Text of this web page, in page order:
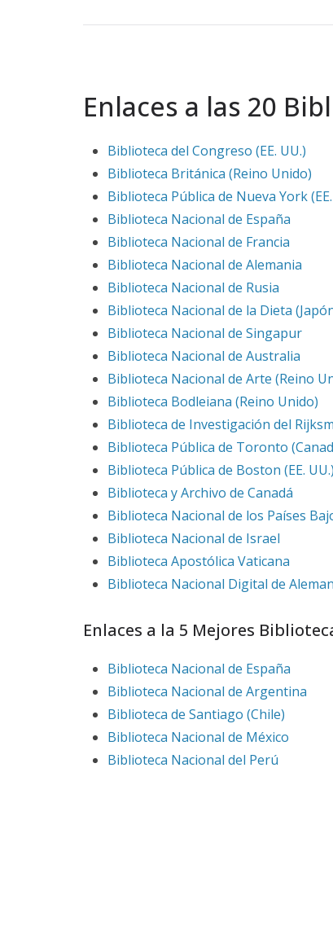
Enlaces a las 20
Biblioteca del Congreso (EE. UU.)
Biblioteca Británica (Reino Unido)
Biblioteca Pública de Nueva York
Biblioteca Nacional de España
Biblioteca Nacional de Francia
Biblioteca Nacional de Alemania
Biblioteca Nacional de Rusia
Biblioteca Nacional de la Dieta
Biblioteca Nacional de Singapur
Biblioteca Nacional de Australia
Biblioteca Nacional de Arte (Reino
Biblioteca Bodleiana (Reino Unido)
Biblioteca de Investigación del
Biblioteca Pública de Toronto
Biblioteca Pública de Boston (EE. UU.)
Biblioteca y Archivo de Canadá
Biblioteca Nacional de los Países
Biblioteca Nacional de Israel
Biblioteca Apostólica Vaticana
Biblioteca Nacional Digital de
Enlaces a la 5 Mejores
Biblioteca Nacional de España
Biblioteca Nacional de Argentina
Biblioteca de Santiago (Chile)
Biblioteca Nacional de México
Biblioteca Nacional del Perú